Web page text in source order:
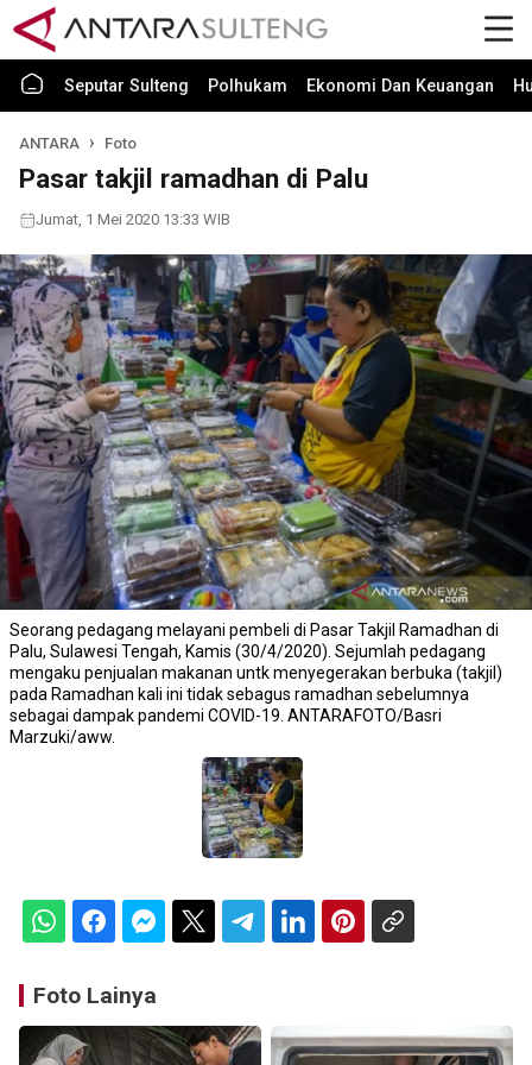
Seputar Sulteng Polhukam Ekonomi Dan Keuangan
ANTARA Foto
Pasar takjil ramadhan di Palu
Jumat, 1 Mei 2020 13:33 WIB
Seorang pedagang melayani pembeli di Pasar Takjil Ramadhan di
Palu, Sulawesi Tengah, Kamis (30/4/2020). Sejumlah pedagang
mengaku penjualan makanan untk menyegerakan berbuka (takjil)
pada Ramadhan kali ini tidak sebagus ramadhan sebelumnya
sebagai dampak pandemi COVID-19. ANTARAFOTO/Basri
Marzuki/aww.
Foto Lainya